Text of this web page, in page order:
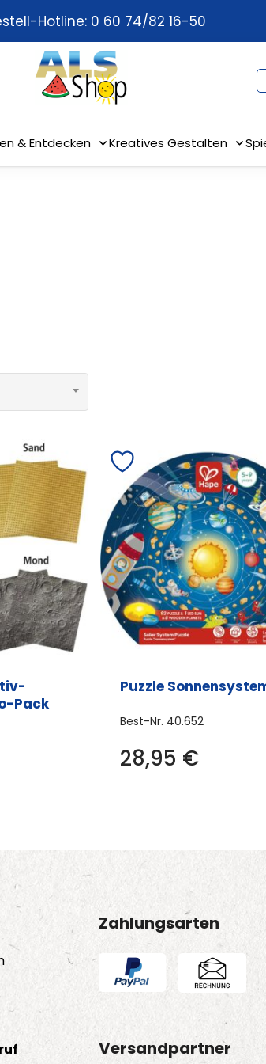
Hotline: 0 60 74/82 16-50
& Entdecken Kreatives Gestalten
Pack
Varianten
Optionen
können
auf
Produktseite
werden
Puzzle
Best-Nr. 40.652
28,95 €
Zahlungsarten
Versandpartner